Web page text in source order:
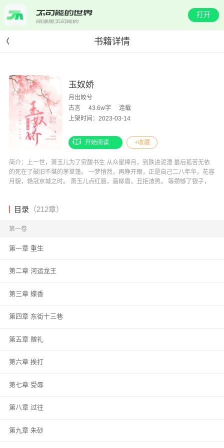
打开
书籍详情
玉奴娇
月出皎兮
古言
43.6w字
连载
上架时间：2023-03-14
开始阅读 +收藏
简介：上一世，萧玉儿为了穷酸书生 从众星捧月，到跌进泥潭 最后孤苦无依
的死在了破旧不堪的茅草篷。 一梦悄然，再睁开眼，正是自己二八年华，花容
月貌，艳冠京城之时。 萧玉儿点红唇，画柳眉，丑拒渣男。 等攒够了银子，
妻妾，无一列外都有一点像她。 或眉，或眼，或是含笑回眸，或是浅吟低唱。
只要有一点相似便要娶进府中。 但他明白，这些女人都不是她。 垂垂老矣，
抱着她曾经弹唱在怀的琵琶轻捻慢挑。 再度醒来，回到自己风华正茂，所有故
的模样，不如将她好生留在身旁，悉心照料，佑她人生顺遂，一生喜乐无忧。
彦：京城东西街坊各八十里巷，所有的铺子，转给夫人。 萧玉儿：世界这么
子还要吗？ 萧玉儿委屈巴巴，哭嘁嘁的缩在墙角：不要了，再也不要了。
目录 （212章）
第一卷
第一章 重生
第二章 河运龙王
第三章 蝶香
第四章 东街十三巷
第五章 赠礼
第六章 挨打
第七章 受辱
第八章 过往
第九章 朱砂